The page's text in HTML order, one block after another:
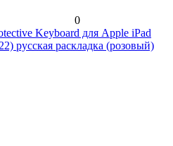
0
Keyboard для Apple iPad
русская раскладка (розовый)